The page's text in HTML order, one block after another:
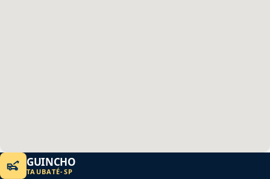
GUINCHO
TAUBATÉ-SP